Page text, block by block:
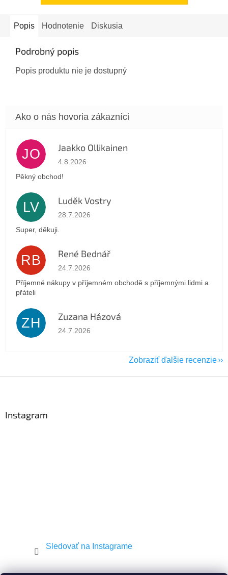
Popis Hodnotenie Diskusia
Podrobný popis
Popis produktu nie je dostupný
JO Jaakko Ollikainen
Hodnotenie obchodu je 5 z 5 hviezdičiek.
4.8.2026
Pěkný obchod!
LV Luděk Vostry
Hodnotenie obchodu je 5 z 5 hviezdičiek.
28.7.2026
Super, děkuji.
RB René Bednář
Hodnotenie obchodu je 5 z 5 hviezdičiek.
24.7.2026
Příjemné nákupy v příjemném obchodě s příjemnými lidmi a
přáteli
ZH Zuzana Házová
Hodnotenie obchodu je 5 z 5 hviezdičiek.
24.7.2026
Zobraziť ďalšie recenzie
Instagram
Sledovať na Instagrame